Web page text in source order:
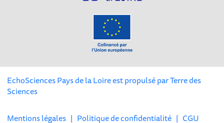
EchoSciences Pays de la Loire est propulsé parTerre des
Sciences
Mentions légales | Politique de confidentialité | CGU